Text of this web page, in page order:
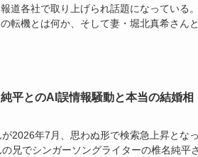
道各社で取り上げられ話題になっている
転機とは何か、そして妻・堀北真希さん
平とのAI誤情報騒動と本当の結婚相
2026年7月、思わぬ形で検索急上昇とな
兄でシンガーソングライターの椎名純平